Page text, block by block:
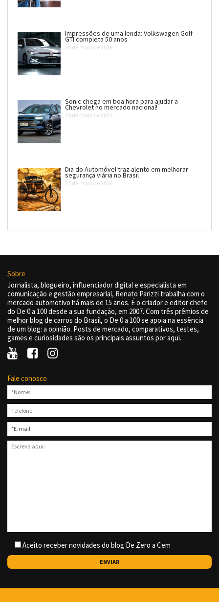
Impressões de uma lenda: Volkswagen Golf
GTI completa 50 anos
20 de maio de 2026
Sonic chega em boa hora para ajudar a
Chevrolet no mercado nacional!
19 de maio de 2026
Dia do Automóvel traz alento em melhorar
segurança viária no Brasil
17 de maio de 2026
Sobre
Jornalista, blogueiro, influenciador digital e especialista em
comunicação e gestão empresarial, Renato Parizzi trabalha com o
mercado automotivo há mais de 15 anos. É o criador e editor chefe
do De 0 a 100 desde a sua fundação, em 2007. Com três prêmios de
melhor blog de carros do Brasil, o De 0 a 100 se apoia na essência
de um blog: a opinião. Posts de mercado, comparativos, testes,
games e curiosidades são os principais assuntos por aqui.
Fale conosco
Aceito receber novidades do blog De Zero a Cem